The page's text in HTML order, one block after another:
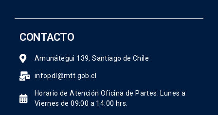
CONTACTO
Amunátegui 139, Santiago de Chile
infopdl@mtt.gob.cl
Horario de Atención Oficina de Partes: Lunes a
Viernes de 09:00 a 14:00 hrs.